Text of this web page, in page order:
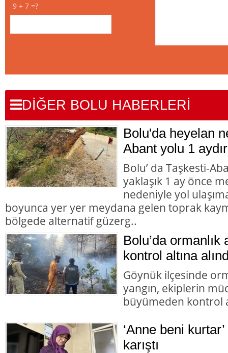
9 + 7 =?
DİĞER BOLU HABERLERİ
Bolu'da heyelan
Abant yolu 1
Bolu’ da Taşkesti-
yaklaşık 1 ay önce
nedeniyle yol
boyunca yer yer meydana gelen toprak
bölgede alternatif güzerg..
Bolu’da ormanlık
kontrol altına
Göynük ilçesinde
yangın, ekiplerin
büyümeden kontrol
‘Anne beni
karıştı